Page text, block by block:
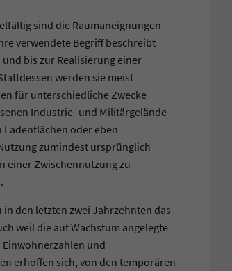
sind die Raumaneignungen
verwendete Begriff beschreibt
bis zur Realisierung einer
werden sie meist
für unterschiedliche Zwecke
Industrie- und Militärgelände
oder eben
zumindest ursprünglich
einer Zwischennutzung zu
den letzten zwei Jahrzehnten das
weil die auf Wachstum angelegte
und
erhoffen sich, von den temporären